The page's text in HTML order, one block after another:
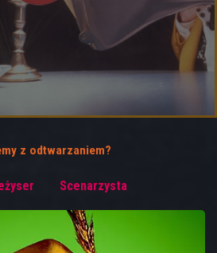
z odtwarzaniem?
Scenarzysta